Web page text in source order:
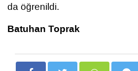
da öğrenildi.
Batuhan Toprak